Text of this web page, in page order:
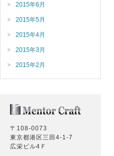
2015年6月
2015年5月
2015年4月
2015年3月
2015年2月
〒108-0073
東京都港区三田4-1-7
広栄ビル4Ｆ